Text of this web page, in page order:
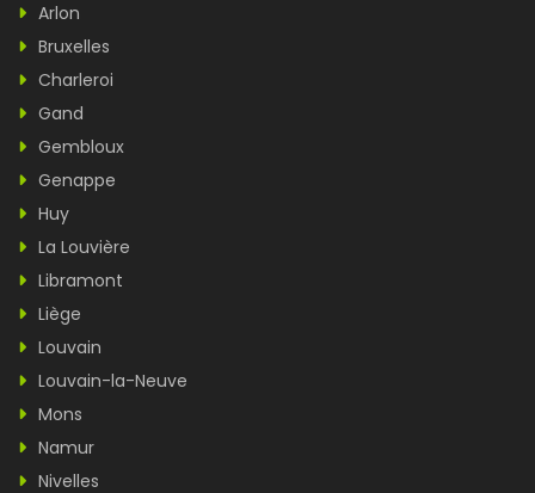
Arlon
Bruxelles
Charleroi
Gand
Gembloux
Genappe
Huy
La Louvière
Libramont
Liège
Louvain
Louvain-la-Neuve
Mons
Namur
Nivelles